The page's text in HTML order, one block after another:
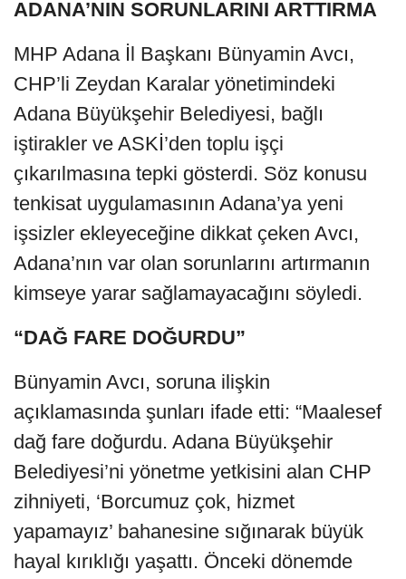
ADANA’NIN SORUNLARINI ARTTIRMA
MHP Adana İl Başkanı Bünyamin Avcı,
CHP’li Zeydan Karalar yönetimindeki
Adana Büyükşehir Belediyesi, bağlı
iştirakler ve ASKİ’den toplu işçi
çıkarılmasına tepki gösterdi. Söz konusu
tenkisat uygulamasının Adana’ya yeni
işsizler ekleyeceğine dikkat çeken Avcı,
Adana’nın var olan sorunlarını artırmanın
kimseye yarar sağlamayacağını söyledi.
“DAĞ FARE DOĞURDU”
Bünyamin Avcı, soruna ilişkin
açıklamasında şunları ifade etti: “Maalesef
dağ fare doğurdu. Adana Büyükşehir
Belediyesi’ni yönetme yetkisini alan CHP
zihniyeti, ‘Borcumuz çok, hizmet
yapamayız’ bahanesine sığınarak büyük
hayal kırıklığı yaşattı. Önceki dönemde